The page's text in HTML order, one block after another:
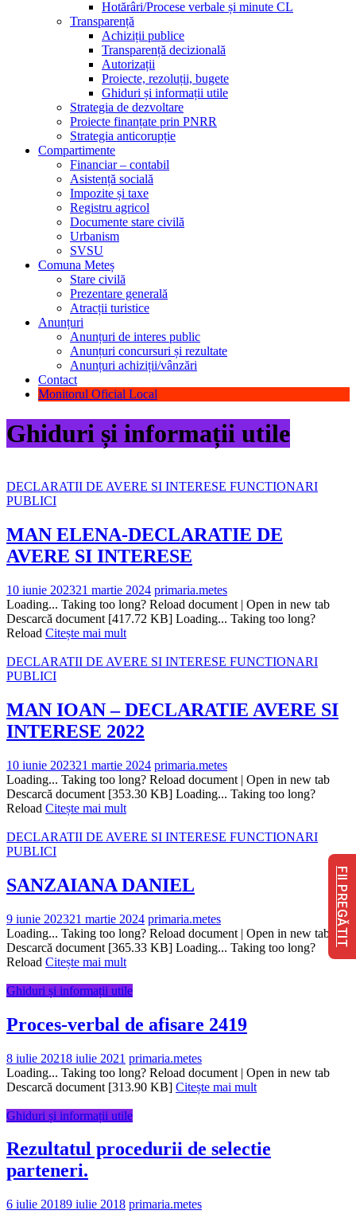
Hotărâri/Procese verbale și minute CL
Transparență
Achiziții publice
Transparență decizională
Autorizații
Proiecte, rezoluții, bugete
Ghiduri și informații utile
Strategia de dezvoltare
Proiecte finanțate prin PNRR
Strategia anticorupție
Compartimente
Financiar – contabil
Asistență socială
Impozite și taxe
Registru agricol
Documente stare civilă
Urbanism
SVSU
Comuna Meteș
Stare civilă
Prezentare generală
Atracții turistice
Anunțuri
Anunțuri de interes public
Anunțuri concursuri și rezultate
Anunțuri achiziții/vânzări
Contact
Monitorul Oficial Local
Ghiduri și informații utile
DECLARATII DE AVERE SI INTERESE FUNCTIONARI
PUBLICI
MAN ELENA-DECLARATIE DE
AVERE SI INTERESE
10 iunie 202321 martie 2024 primaria.metes
Loading... Taking too long? Reload document | Open in new tab
Descarcă document [417.72 KB] Loading... Taking too long?
Reload Citește mai mult
DECLARATII DE AVERE SI INTERESE FUNCTIONARI
PUBLICI
MAN IOAN – DECLARATIE AVERE SI
INTERESE 2022
10 iunie 202321 martie 2024 primaria.metes
Loading... Taking too long? Reload document | Open in new tab
Descarcă document [353.30 KB] Loading... Taking too long?
Reload Citește mai mult
DECLARATII DE AVERE SI INTERESE FUNCTIONARI
PUBLICI
SANZAIANA DANIEL
9 iunie 202321 martie 2024 primaria.metes
Loading... Taking too long? Reload document | Open in new tab
Descarcă document [365.33 KB] Loading... Taking too long?
Reload Citește mai mult
Ghiduri și informații utile
Proces-verbal de afisare 2419
8 iulie 20218 iulie 2021 primaria.metes
Loading... Taking too long? Reload document | Open in new tab
Descarcă document [313.90 KB] Citește mai mult
Ghiduri și informații utile
Rezultatul procedurii de selectie
parteneri.
6 iulie 20189 iulie 2018 primaria.metes
FII PREGĂTIT